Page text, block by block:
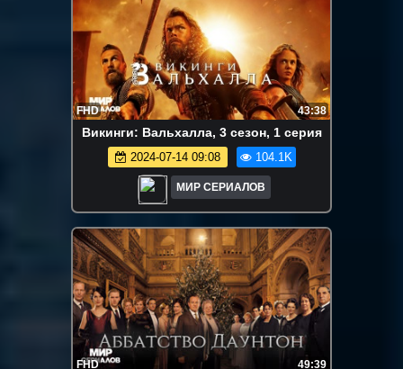
FHD 43:38
Викинги: Вальхалла, 3 сезон, 1 серия
2024-07-14 09:08 104.1K
МИР СЕРИАЛОВ
FHD 49:39